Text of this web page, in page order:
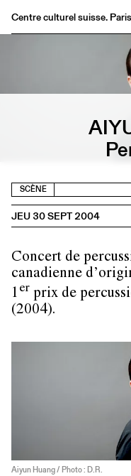
Centre culturel suisse. Paris
Buvette
Informations
FR/EN
SCÈNE
JEU 30 SEPT 2004
Concert de
canadienne
1 er prix de
(2004).
Aiyun Huang / Photo : D.R.